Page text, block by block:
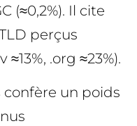
(≈0,2%). Il cite
perçus
.org ≈23%).
confère un poids